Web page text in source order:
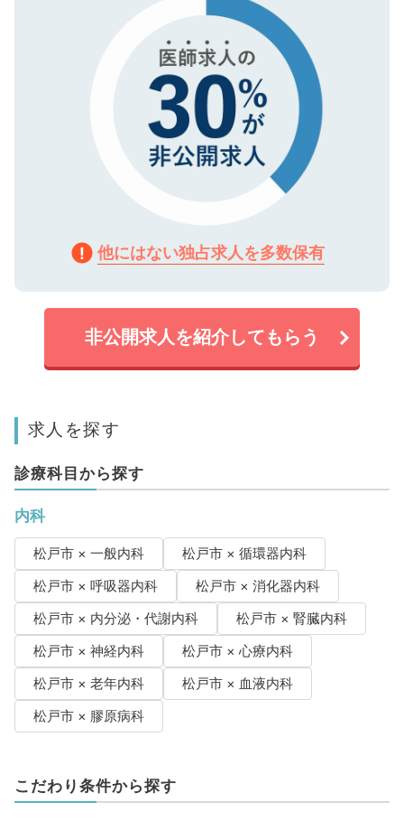
他にはない独占求人を多数保有
非公開求人を紹介してもらう
求人を探す
診療科目から探す
内科
松戸市 × 一般内科
松戸市 × 循環器内科
松戸市 × 呼吸器内科
松戸市 × 消化器内科
松戸市 × 内分泌・代謝内科
松戸市 × 腎臓内科
松戸市 × 神経内科
松戸市 × 心療内科
松戸市 × 老年内科
松戸市 × 血液内科
松戸市 × 膠原病科
こだわり条件から探す